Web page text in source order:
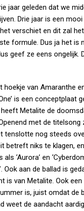
jaar geleden dat we
Drie jaar is een
verschiet en dit zal
formule. Dus ja het
geef ze eens
van Amaranthe
is een conceptplaat
heeft Metalite de
met de
tenslotte nog steeds
betreft niks te klagen,
‘Aurora’ en
Ook aan de ballad is
van Metalite. Ook
is, juist omdat
weet de aandacht